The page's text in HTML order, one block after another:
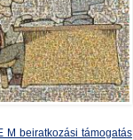
M beiratkozási támogatás